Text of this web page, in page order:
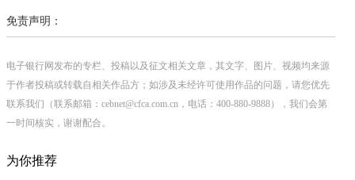
免责声明：
电子银行网发布的专栏、投稿以及征文相关文章，其文字、图片、视频均来源
于作者投稿或转载自相关作品方；如涉及未经许可使用作品的问题，请您优先
联系我们（联系邮箱：cebnet@cfca.com.cn，电话：400-880-9888），我们会第
一时间核实，谢谢配合。
为你推荐